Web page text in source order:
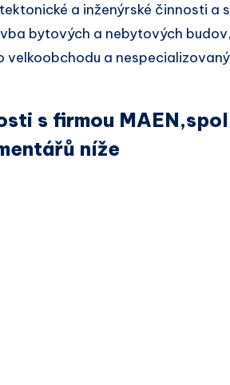
a inženýrské činnosti a
bytových a nebytových
velkoobchodu a
s firmou
níže